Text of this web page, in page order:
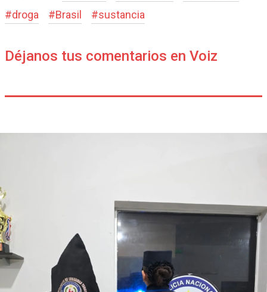
#droga #Brasil #sustancia
Déjanos tus comentarios en Voiz